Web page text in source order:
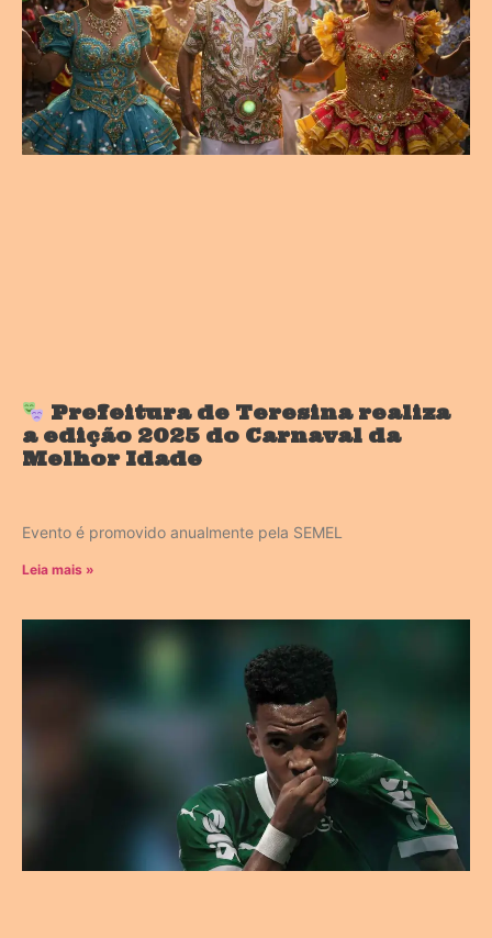
Prefeitura de Teresina realiza
a edição 2025 do Carnaval da
Melhor Idade
Evento é promovido anualmente pela SEMEL
Leia mais »